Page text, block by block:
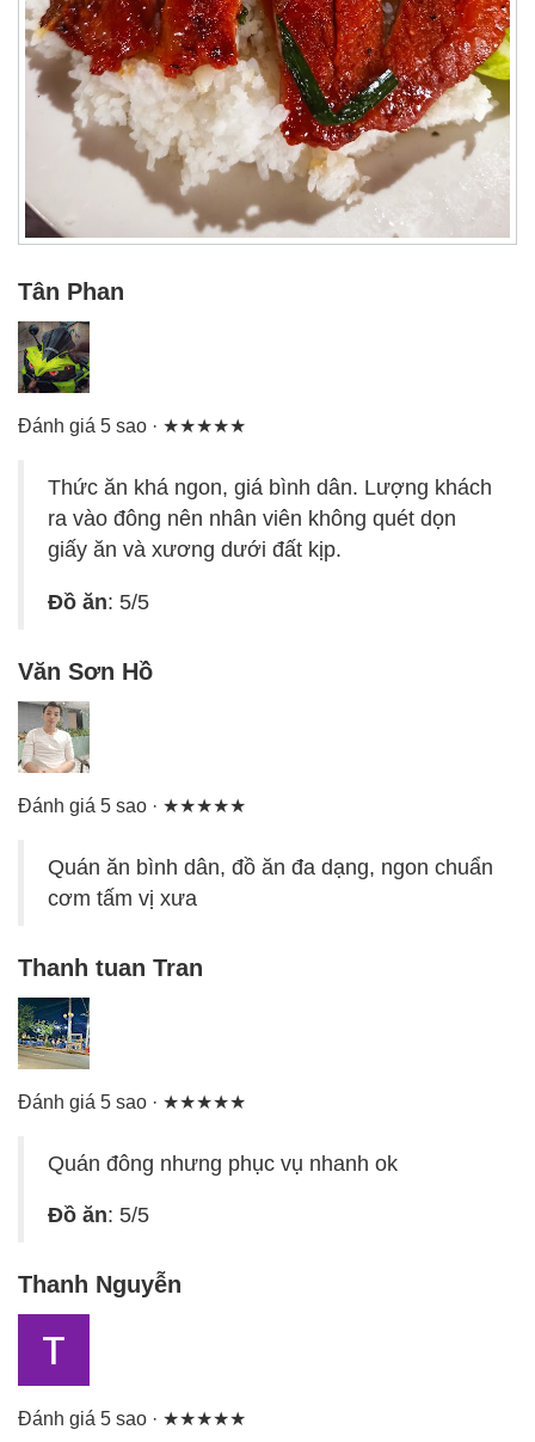
Tân Phan
Đánh giá 5 sao · ★★★★★
Thức ăn khá ngon, giá bình dân. Lượng khách
ra vào đông nên nhân viên không quét dọn
giấy ăn và xương dưới đất kịp.
Đồ ăn: 5/5
Văn Sơn Hồ
Đánh giá 5 sao · ★★★★★
Quán ăn bình dân, đồ ăn đa dạng, ngon chuẩn
cơm tấm vị xưa
Thanh tuan Tran
Đánh giá 5 sao · ★★★★★
Quán đông nhưng phục vụ nhanh ok
Đồ ăn: 5/5
Thanh Nguyễn
Đánh giá 5 sao · ★★★★★